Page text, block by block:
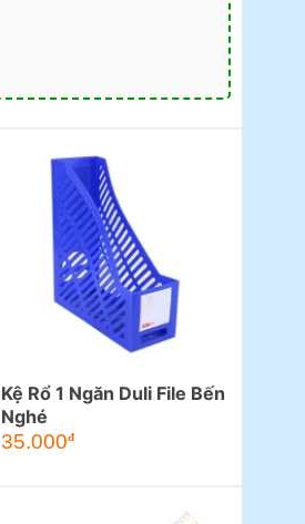
Kệ Rổ 1 Ngăn Duli File Bến
Nghé
35.000đ